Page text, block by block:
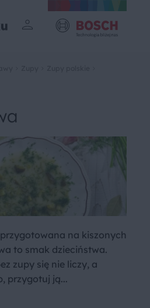
na kiszonych
to smak dzieciństwa.
zupy się nie liczy, a
przygotuj ją...